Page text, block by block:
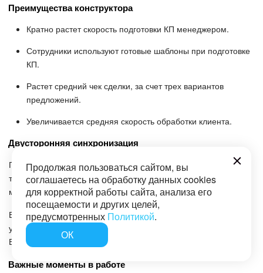
Преимущества конструктора
Кратно растет скорость подготовки КП менеджером.
Сотрудники используют готовые шаблоны при подготовке
КП.
Растет средний чек сделки, за счет трех вариантов
предложений.
Увеличивается средняя скорость обработки клиента.
Двусторонняя синхронизация
Готовое КП вы можете выслать как напрямую из редактора,
так и скопировав ссылку на него – отправить в любой удобный
мессенджер, которым пользуется ваш клиент.
Если клиент выбрал один из вариантов, данные о товарах и
услугах тут же подтягиваются и сохраняются в Сделку
Битрикс24.
Важные моменты в работе
Продолжая пользоваться сайтом, вы
соглашаетесь на обработку данных cookies
для корректной работы сайта, анализа его
посещаемости и других целей,
предусмотренных Политикой.
ОК